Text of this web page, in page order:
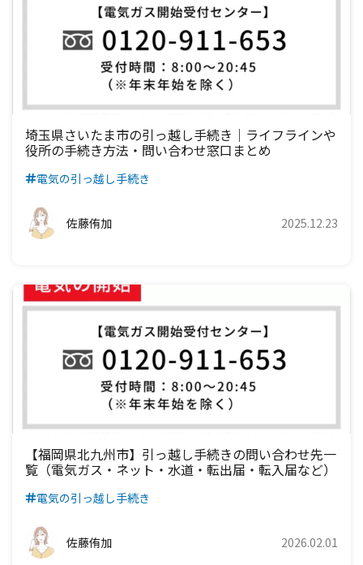
埼玉県さいたま市の引っ越し手続き｜ライフラインや
役所の手続き方法・問い合わせ窓口まとめ
電気の引っ越し手続き
佐藤侑加 2025.12.23
【福岡県北九州市】引っ越し手続きの問い合わせ先一
覧（電気ガス・ネット・水道・転出届・転入届など）
電気の引っ越し手続き
佐藤侑加 2026.02.01